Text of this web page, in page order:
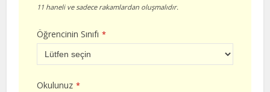
11 haneli ve sadece rakamlardan oluşmalıdır.
Öğrencinin Sınıfı *
Okulunuz *